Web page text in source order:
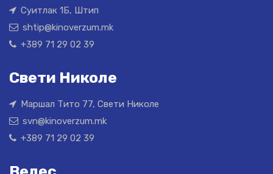
Суитлак 1Б, Штип
shtip@kinoverzum.mk
+389 71 29 02 39
Свети Николе
Маршал Тито 77, Свети Николе
svn@kinoverzum.mk
+389 71 29 02 39